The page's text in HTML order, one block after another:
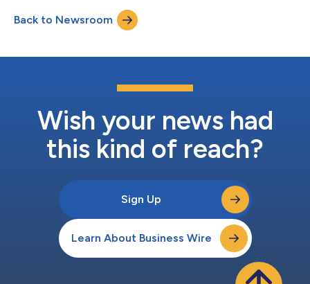
Com o rápido crescimento do mercado britânico e a crescente
demanda por compras online com entregas rápidas em
domicílio, a KIKO identificou a necessidad...
Back to Newsroom
Wish your news had
this kind of reach?
Sign Up
Learn About Business Wire